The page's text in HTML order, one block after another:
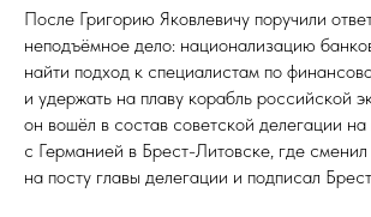
После Григорию Яковлевичу поручили
неподъёмное дело: национализацию
найти подход к специалистам по
и удержать на плаву корабль российской
он вошёл в состав советской делегации на
с Германией в Брест-Литовске, где
на посту главы делегации и подписал